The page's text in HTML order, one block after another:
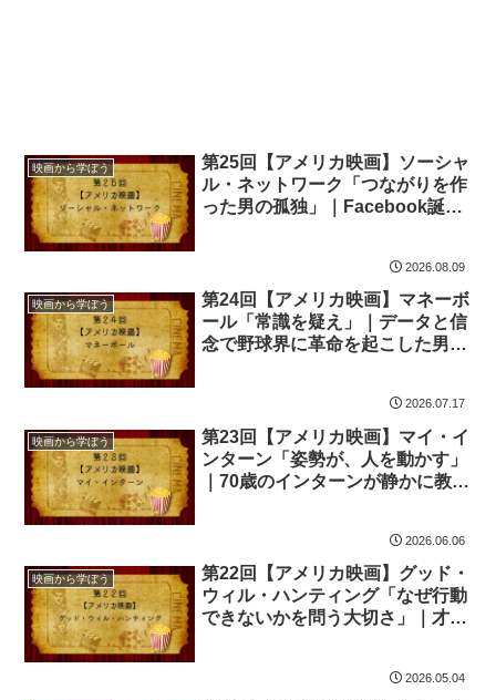
映画から学ぼう
第25回【アメリカ映画】ソーシャ
ル・ネットワーク「つながりを作
った男の孤独」｜Facebook誕生
2026.08.09
映画から学ぼう
第24回【アメリカ映画】マネーボ
ール「常識を疑え」｜データと信
念で野球界に革命を起こした男の
2026.07.17
映画から学ぼう
第23回【アメリカ映画】マイ・イ
ンターン「姿勢が、人を動かす」
｜70歳のインターンが静かに教え
2026.06.06
映画から学ぼう
第22回【アメリカ映画】グッド・
ウィル・ハンティング「なぜ行動
できないかを問う大切さ」｜才能
2026.05.04